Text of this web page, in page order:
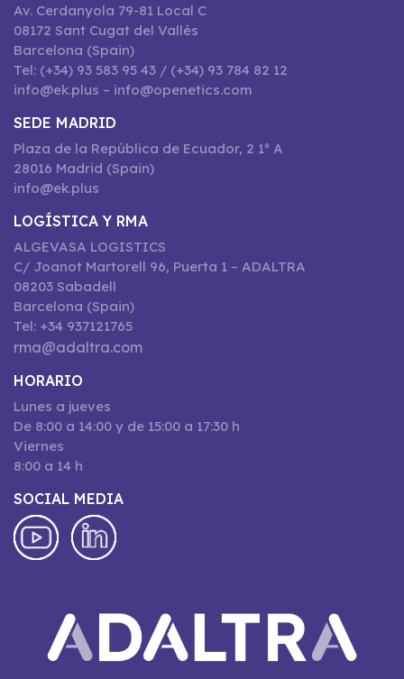
Av. Cerdanyola 79-81 Local C
08172 Sant Cugat del Vallès
Barcelona (Spain)
Tel: (+34) 93 583 95 43 / (+34) 93 784 82 12
info@ek.plus – info@openetics.com
SEDE MADRID
Plaza de la República de Ecuador, 2 1º A
28016 Madrid (Spain)
info@ek.plus
LOGÍSTICA Y RMA
ALGEVASA LOGISTICS
C/ Joanot Martorell 96, Puerta 1 – ADALTRA
08203 Sabadell
Barcelona (Spain)
Tel: +34 937121765
rma@adaltra.com
HORARIO
Lunes a jueves
De 8:00 a 14:00 y de 15:00 a 17:30 h
Viernes
8:00 a 14 h
SOCIAL MEDIA